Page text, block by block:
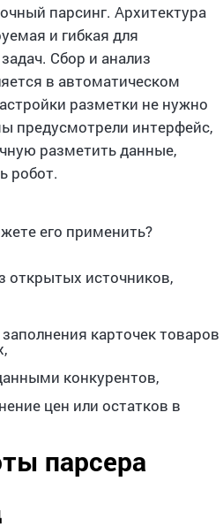
парсинг. Архитектура
и гибкая для
Сбор и анализ
в автоматическом
разметки не нужно
предусмотрели интерфейс,
разметить данные,
робот.
его применить?
открытых источников,
карточек товаров
конкурентов,
цен или остатков в
парсера